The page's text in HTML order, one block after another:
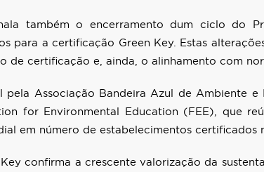
também o encerramento dum ciclo do
para a certificação Green Key. Estas
de certificação e, ainda, o alinhamento com
pela Associação Bandeira Azul de Ambiente
for Environmental Education (FEE), que
em número de estabelecimentos certificados
confirma a crescente valorização da